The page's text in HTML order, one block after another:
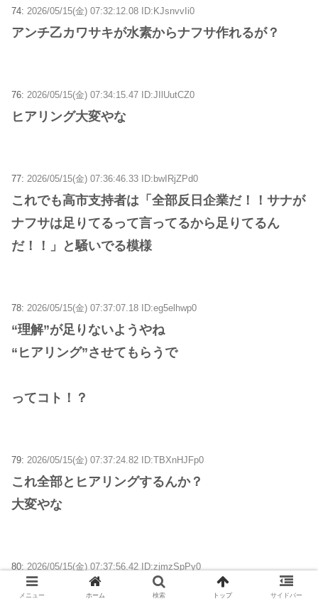
74: 2026/05/15(金) 07:32:12.08 ID:KJsnvvIi0
アンチ乙カワサキが水素からナフサ作れるが？
76: 2026/05/15(金) 07:34:15.47 ID:JIlUutCZ0
ヒアリング大変やな
77: 2026/05/15(金) 07:36:46.33 ID:bwIRjZPd0
これでも高市支持者は「全部反日企業だ！！サナが
ナフサは足りてるって言ってるから足りてるん
だ！！」と騒いでる模様
78: 2026/05/15(金) 07:37:07.18 ID:eg5elhwp0
“理解”が足りないようやね
“ヒアリング”させてもらうで
ってコト！？
79: 2026/05/15(金) 07:37:24.82 ID:TBXnHJFp0
これ全部とヒアリングするんか？
大変やな
80: 2026/05/15(金) 07:37:56.42 ID:zjmzSpPy0
なんで高市ってこんなことも
メニュー ホーム 検索 トップ サイドバー